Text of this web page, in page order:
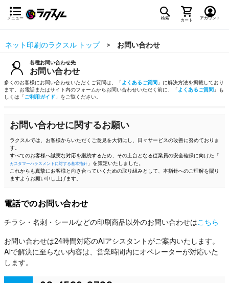
メニュー 検索 カート アカウント
ネット印刷のラクスル トップ お問い合わせ
各種お問い合わせ先
お問い合わせ
多くのお客様にお問い合わせいただくご質問は、「よくあるご質問 」に解決方法を掲載しており
ます。お電話またはサイト内のフォームからお問い合わせいただく前に、「よくあるご質問 」も
しくは「ご利用ガイド 」をご覧ください。
お問い合わせに関するお願い
ラクスルでは、お客様からいただくご意見を大切にし、日々サービスの改善に努めておりま
す。
すべてのお客様へ誠実な対応を継続するため、その土台となる従業員の安全確保に向けた「
カスタマーハラスメントに対する基本指針 」を策定いたしました。
これからも真摯にお客様と向き合っていくための取り組みとして、本指針へのご理解を賜り
ますようお願い申し上げます。
電話でのお問い合わせ
チラシ・名刺・シールなどの印刷商品以外のお問い合わせはこちら
お問い合わせは24時間対応のAIアシスタントがご案内いたします。
AIで解決に至らない内容は、営業時間内にオペレーターが対応いた
します。